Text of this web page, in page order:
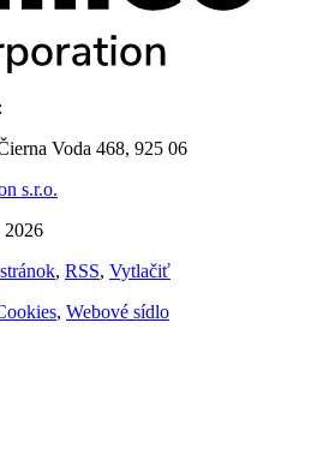
Voda 468, 925 06
s.r.o.
2026
, RSS, Vytlačiť
, Webové sídlo